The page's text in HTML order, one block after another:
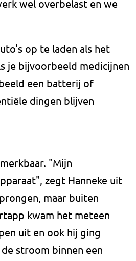
wel overbelast en we
op te laden als het
je bijvoorbeeld medicijnen
een batterij of
dingen blijven
"Mijn
zegt Hanneke uit
maar buiten
kwam het meteen
uit en ook hij ging
stroom binnen een